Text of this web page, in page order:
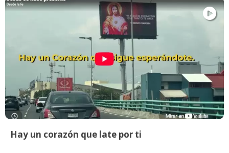
Hay un corazón que late por ti